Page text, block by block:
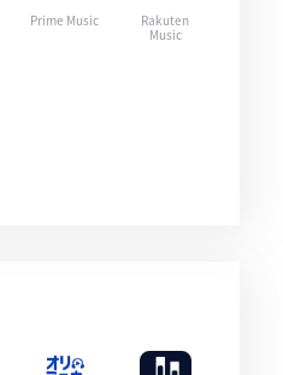
Prime Music
Rakuten
Music